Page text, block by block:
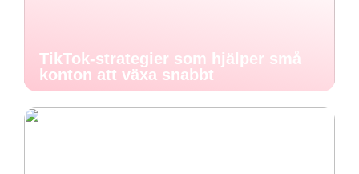
TikTok-strategier som hjälper små
konton att växa snabbt